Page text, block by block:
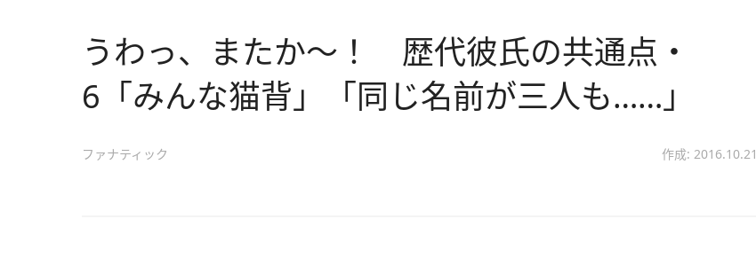
うわっ、またか～！ 歴代彼氏の共通点・
6「みんな猫背」「同じ名前が三人も……」
ファナティック 作成: 2016.10.21